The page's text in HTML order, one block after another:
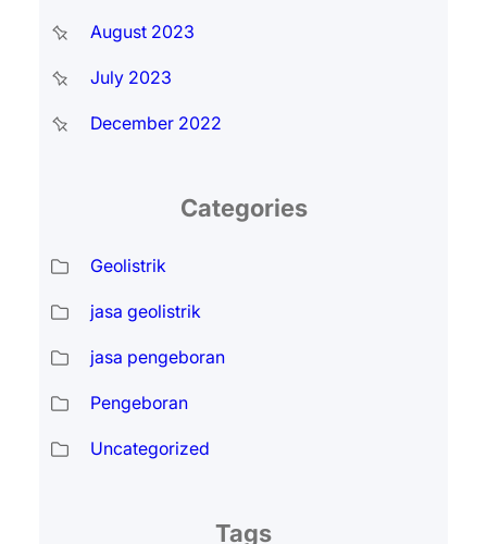
August 2023
July 2023
December 2022
Categories
Geolistrik
jasa geolistrik
jasa pengeboran
Pengeboran
Uncategorized
Tags